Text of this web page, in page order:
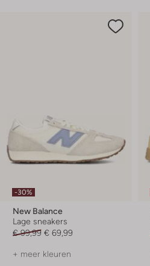
-30%
New Balance
Lage sneakers
€ 99,99 € 69,99
+ meer kleuren